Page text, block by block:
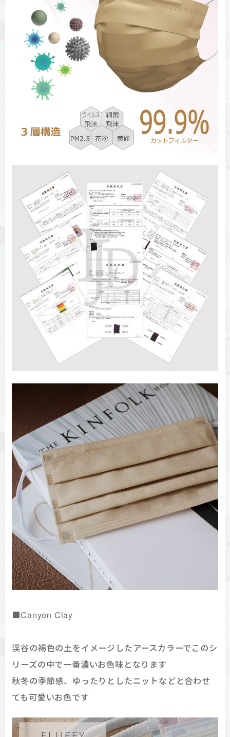
■Canyon Clay
渓谷の褐色の土をイメージしたアースカラーでこのシ
リーズの中で一番濃いお色味となります
秋冬の季節感、ゆったりとしたニットなどと合わせ
ても可愛いお色です